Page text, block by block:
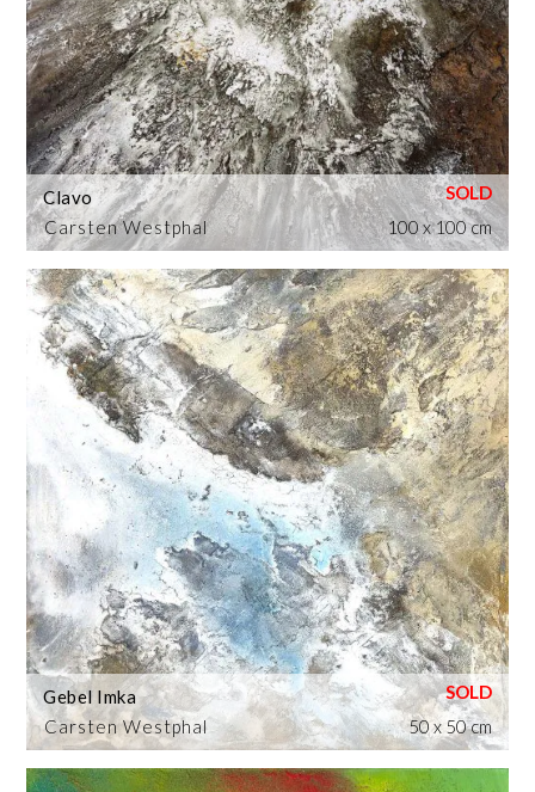
Carsten Westphal
Clavo
100 x 100 cm
Carsten Westphal
Gebel Imka
50 x 50 cm